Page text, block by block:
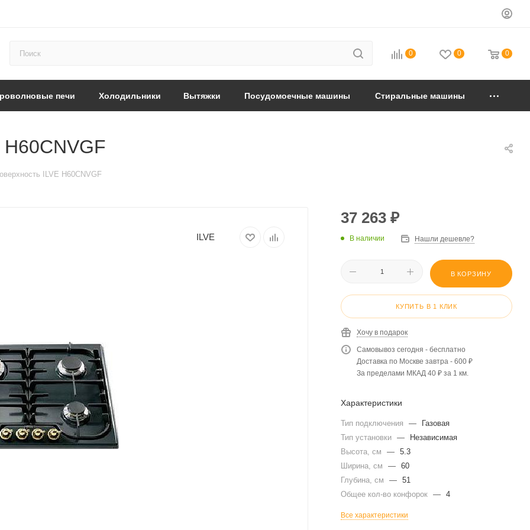
0 0 0
печи Холодильники Вытяжки Посудомоечные машины Стиральные машины
ILVE H60CNVGF
ILVE
37 263 ₽
В наличии Нашли дешевле?
В КОРЗИНУ
КУПИТЬ В 1 КЛИК
Хочу в подарок
Самовывоз сегодня - бесплатно
Доставка по Москве завтра - 600 ₽
За пределами МКАД 40 ₽ за 1 км.
Характеристики
Тип подключения —
Газовая
Тип установки —
Независимая
Высота, см
— 5.3
Ширина, см
— 60
Глубина, см
— 51
Общее кол-во конфорок — 4
Все характеристики